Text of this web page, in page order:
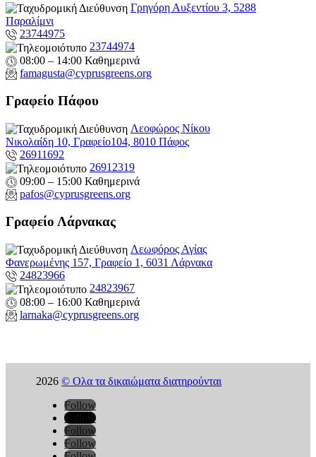
Γρηγόρη Αυξεντίου 3, 5288
Παραλίμνι
23744975
23744974
08:00 – 14:00 Καθημερινά
famagusta@cyprusgreens.org
Γραφείο Πάφου
Λεοφώρος Νίκου
Νικολαίδη 10, Γραφείο104, 8010 Πάφος
26911692
26912319
09:00 – 15:00 Καθημερινά
pafos@cyprusgreens.org
Γραφείο Λάρνακας
Λεωφόρος Αγίας
Φανερωμένης 157, Γραφείο 1, 6031 Λάρνακα
24823966
24823967
08:00 – 16:00 Καθημερινά
larnaka@cyprusgreens.org
2026© Ολα τα δικαιώματα διατηρούνται
Follow
Follow
Follow
Follow